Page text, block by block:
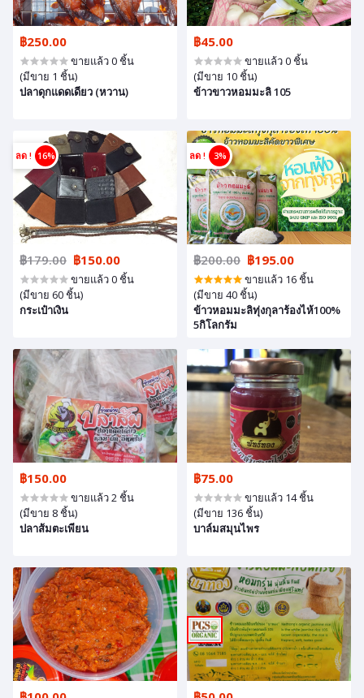
฿250.00
ขายแล้ว 0 ชิ้น
(มีขาย 1 ชิ้น)
ปลาดุกแดดเดียว (หวาน)
฿45.00
ขายแล้ว 0 ชิ้น
(มีขาย 10 ชิ้น)
ข้าวขาวหอมมะลิ 105
ลด ! 16%
฿179.00 ฿150.00
ขายแล้ว 0 ชิ้น
(มีขาย 60 ชิ้น)
กระเป๋าเงิน
ลด ! 3%
฿200.00 ฿195.00
ขายแล้ว 16 ชิ้น
(มีขาย 40 ชิ้น)
ข้าวหอมมะลิทุ่งกุลาร้องไห้100%
5กิโลกรัม
฿150.00
ขายแล้ว 2 ชิ้น
(มีขาย 8 ชิ้น)
ปลาส้มตะเพียน
฿75.00
ขายแล้ว 14 ชิ้น
(มีขาย 136 ชิ้น)
บาล์มสมุนไพร